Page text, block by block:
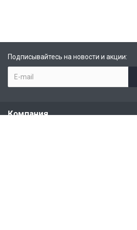
Подписывайтесь на новости и акции:
Компания